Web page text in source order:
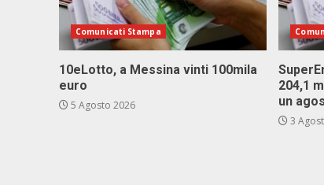
Comunicati Stampa
10eLotto, a Messina vinti 100mila
euro
5 Agosto 2026
204,1
un
3